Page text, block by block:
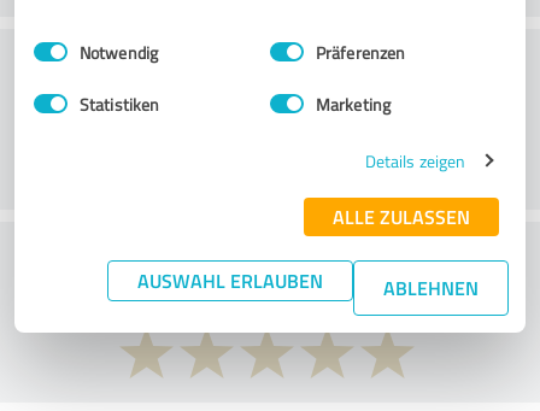
Impressum Datenschutzbestimmungen
Einwilligungsauswahl
Notwendig Präferenzen
Statistiken Marketing
Details zeigen
ALLE ZULASSEN
AUSWAHL ERLAUBEN ABLEHNEN
Asiakaspalvelu
Mitä mieltä olet hinta-laatusuhteesta?